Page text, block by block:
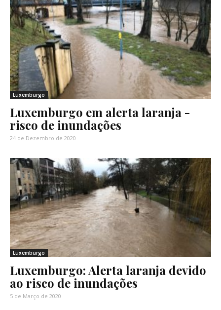
Luxemburgo
Luxemburgo em alerta laranja -
risco de inundações
24 de Dezembro de 2020
Luxemburgo
Luxemburgo: Alerta laranja devido
ao risco de inundações
5 de Março de 2020